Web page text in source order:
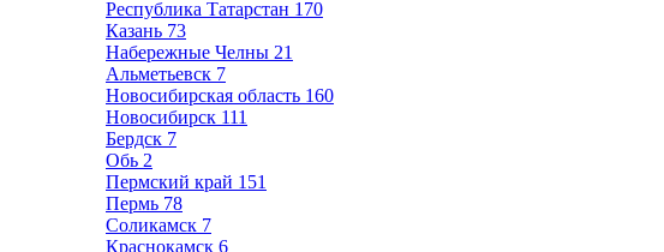
Республика Татарстан 170
Казань 73
Набережные Челны 21
Альметьевск 7
Новосибирская область 160
Новосибирск 111
Бердск 7
Обь 2
Пермский край 151
Пермь 78
Соликамск 7
Краснокамск 6